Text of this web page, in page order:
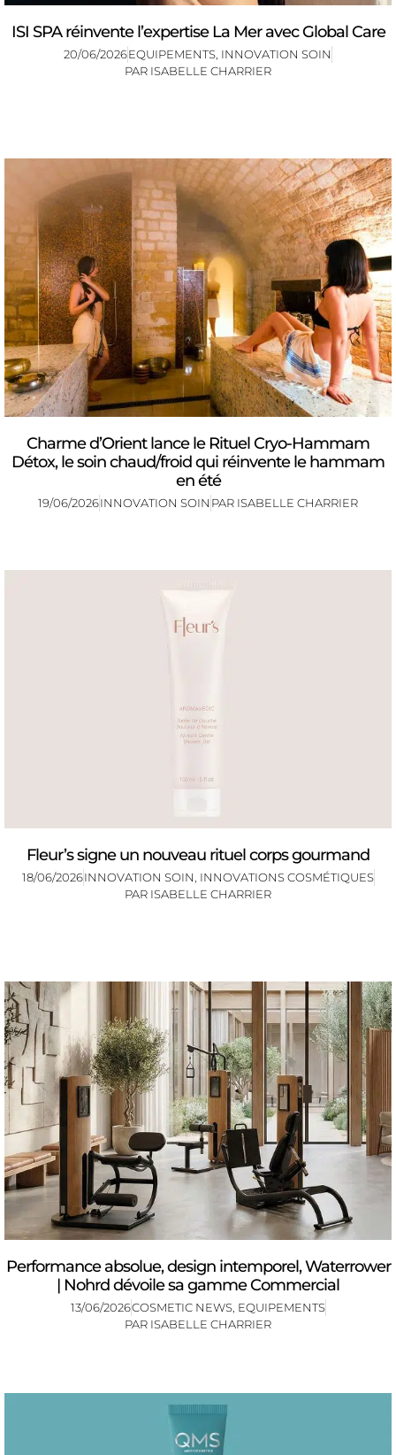
ISI SPA réinvente l’expertise La Mer avec Global Care
20/06/2026EQUIPEMENTS, INNOVATION SOIN
PAR ISABELLE CHARRIER
Charme d’Orient lance le Rituel Cryo-Hammam
Détox, le soin chaud/froid qui réinvente le hammam
en été
19/06/2026INNOVATION SOIN PAR ISABELLE CHARRIER
Fleur’s signe un nouveau rituel corps gourmand
18/06/2026INNOVATION SOIN, INNOVATIONS COSMÉTIQUES
PAR ISABELLE CHARRIER
Performance absolue, design intemporel, Waterrower
| Nohrd dévoile sa gamme Commercial
13/06/2026COSMETIC NEWS, EQUIPEMENTS
PAR ISABELLE CHARRIER